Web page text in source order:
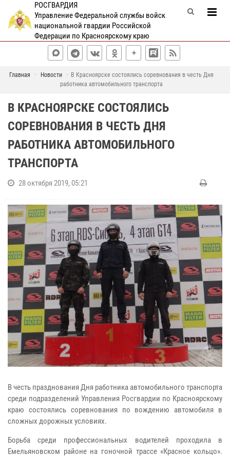
РОСГВАРДИЯ
Управление Федеральной службы войск
национальной гвардии Российской
Федерации по Красноярскому краю
Главная Новости
В Красноярске состоялись соревнования в честь Дня
работника автомобильного транспорта
В КРАСНОЯРСКЕ СОСТОЯЛИСЬ
СОРЕВНОВАНИЯ В ЧЕСТЬ ДНЯ
РАБОТНИКА АВТОМОБИЛЬНОГО
ТРАНСПОРТА
28 октября 2019, 05:21
В честь празднования Дня работника автомобильного транспорта
среди подразделений Управления Росгвардии по Красноярскому
краю состоялись соревнования по вождению автомобиля в
сложных дорожных условиях.
Борьба среди профессиональных водителей проходила в
Емельяновском районе на гоночной трассе «Красное кольцо».